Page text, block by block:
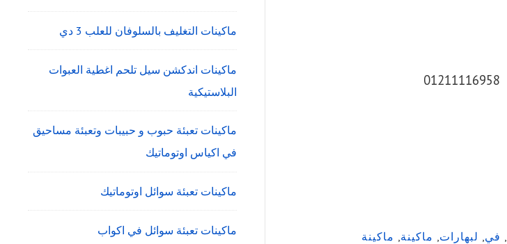
في لبهارات ماكينة ماكينة
ماكينات التغليف بالسلوفان للعلب 3 دي
ماكينات اندكشن سيل تلحم اغطية العبوات
البلاستيكية
ماكينات تعبئة حبوب و حبيبات وتعبئة مساحيق
في اكياس اوتوماتيك
ماكينات تعبئة سوائل اوتوماتيك
ماكينات تعبئة سوائل في اكواب